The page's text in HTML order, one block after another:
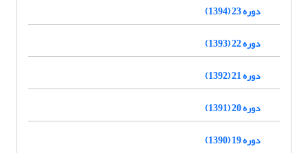
دوره 23 (1394)
دوره 22 (1393)
دوره 21 (1392)
دوره 20 (1391)
دوره 19 (1390)